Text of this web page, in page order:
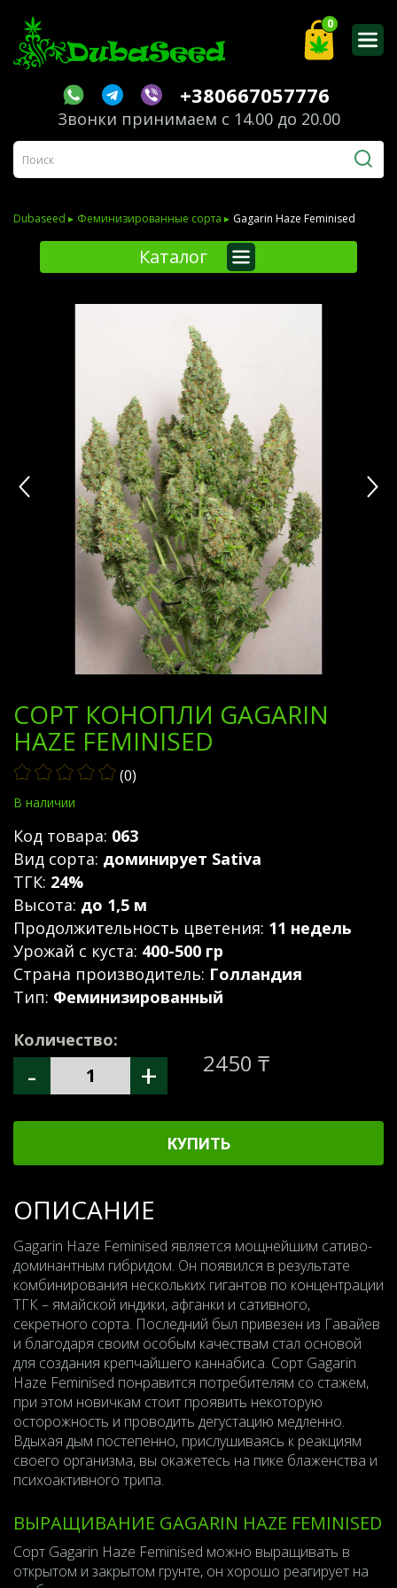
+380667057776
Звонки принимаем с 14.00 до 20.00
0
Dubaseed ▸ Феминизированные сорта ▸ Gagarin Haze Feminised
Каталог
СОРТ КОНОПЛИ GAGARIN
HAZE FEMINISED
(0)
В наличии
Код товара: 063
Вид сорта: доминирует Sativa
ТГК: 24%
Высота: до 1,5 м
Продолжительность цветения: 11 недель
Урожай с куста: 400-500 гр
Страна производитель: Голландия
Тип: Феминизированный
Количество:
- + 2450 ₸
КУПИТЬ
ОПИСАНИЕ
Gagarin Haze Feminised является мощнейшим сативо-
доминантным гибридом. Он появился в результате
комбинирования нескольких гигантов по концентрации
ТГК – ямайской индики, афганки и сативного,
секретного сорта. Последний был привезен из Гавайев
и благодаря своим особым качествам стал основой
для создания крепчайшего каннабиса. Сорт Gagarin
Haze Feminised понравится потребителям со стажем,
при этом новичкам стоит проявить некоторую
осторожность и проводить дегустацию медленно.
Вдыхая дым постепенно, прислушиваясь к реакциям
своего организма, вы окажетесь на пике блаженства и
психоактивного трипа.
ВЫРАЩИВАНИЕ GAGARIN HAZE FEMINISED
Сорт Gagarin Haze Feminised можно выращивать в
открытом и закрытом грунте, он хорошо реагирует на